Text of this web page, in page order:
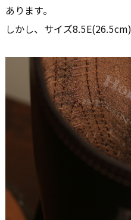
あります。
しかし、サイズ